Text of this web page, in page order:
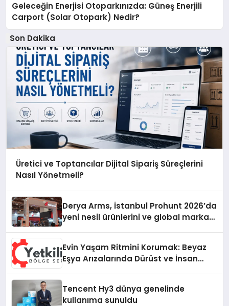
Geleceğin Enerjisi Otoparkınızda: Güneş Enerjili
Carport (Solar Otopark) Nedir?
Son Dakika
Üretici ve Toptancılar Dijital Sipariş Süreçlerini
Nasıl Yönetmeli?
Derya Arms, İstanbul Prohunt 2026’da
yeni nesil ürünlerini ve global marka
Evin Yaşam Ritmini Korumak: Beyaz
Eşya Arızalarında Dürüst ve İnsan
Tencent Hy3 dünya genelinde
kullanıma sunuldu